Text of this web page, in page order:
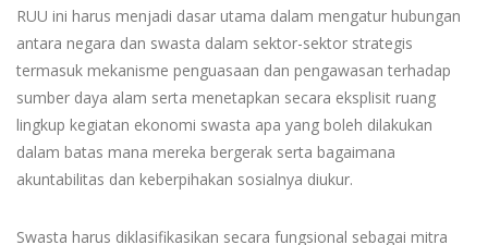
RUU ini harus menjadi dasar utama dalam mengatur hubungan
antara negara dan swasta dalam sektor-sektor strategis
termasuk mekanisme penguasaan dan pengawasan terhadap
sumber daya alam serta menetapkan secara eksplisit ruang
lingkup kegiatan ekonomi swasta apa yang boleh dilakukan
dalam batas mana mereka bergerak serta bagaimana
akuntabilitas dan keberpihakan sosialnya diukur.
Swasta harus diklasifikasikan secara fungsional sebagai mitra